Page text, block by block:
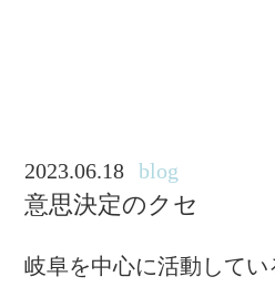
2023.06.18 blog
意思決定のクセ
岐阜を中心に活動してい